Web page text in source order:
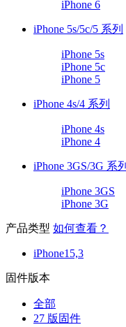
iPhone 6
iPhone 5s/5c/5 系列
iPhone 5s
iPhone 5c
iPhone 5
iPhone 4s/4 系列
iPhone 4s
iPhone 4
iPhone 3GS/3G 系列
iPhone 3GS
iPhone 3G
产品类型 如何查看？
iPhone15,3
固件版本
全部
27 版固件